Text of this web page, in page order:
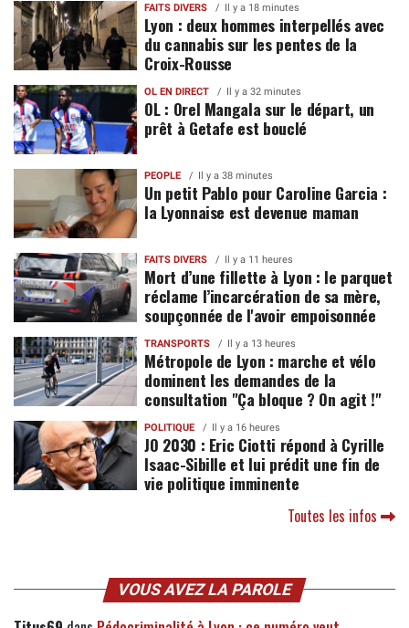
FAITS DIVERS Il y a 18 minutes
Lyon : deux hommes interpellés avec
du cannabis sur les pentes de la
Croix-Rousse
OL EN DIRECT Il y a 32 minutes
OL : Orel Mangala sur le départ, un
prêt à Getafe est bouclé
PEOPLE Il y a 38 minutes
Un petit Pablo pour Caroline Garcia :
la Lyonnaise est devenue maman
FAITS DIVERS Il y a 11 heures
Mort d’une fillette à Lyon : le parquet
réclame l’incarcération de sa mère,
soupçonnée de l'avoir empoisonnée
TRANSPORTS Il y a 13 heures
Métropole de Lyon : marche et vélo
dominent les demandes de la
consultation "Ça bloque ? On agit !"
POLITIQUE Il y a 16 heures
JO 2030 : Eric Ciotti répond à Cyrille
Isaac-Sibille et lui prédit une fin de
vie politique imminente
Toutes les infos
VOUS AVEZ LA PAROLE